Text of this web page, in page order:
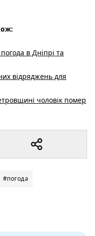
в Дніпрі та
відряджень для
чоловік помер
#погода